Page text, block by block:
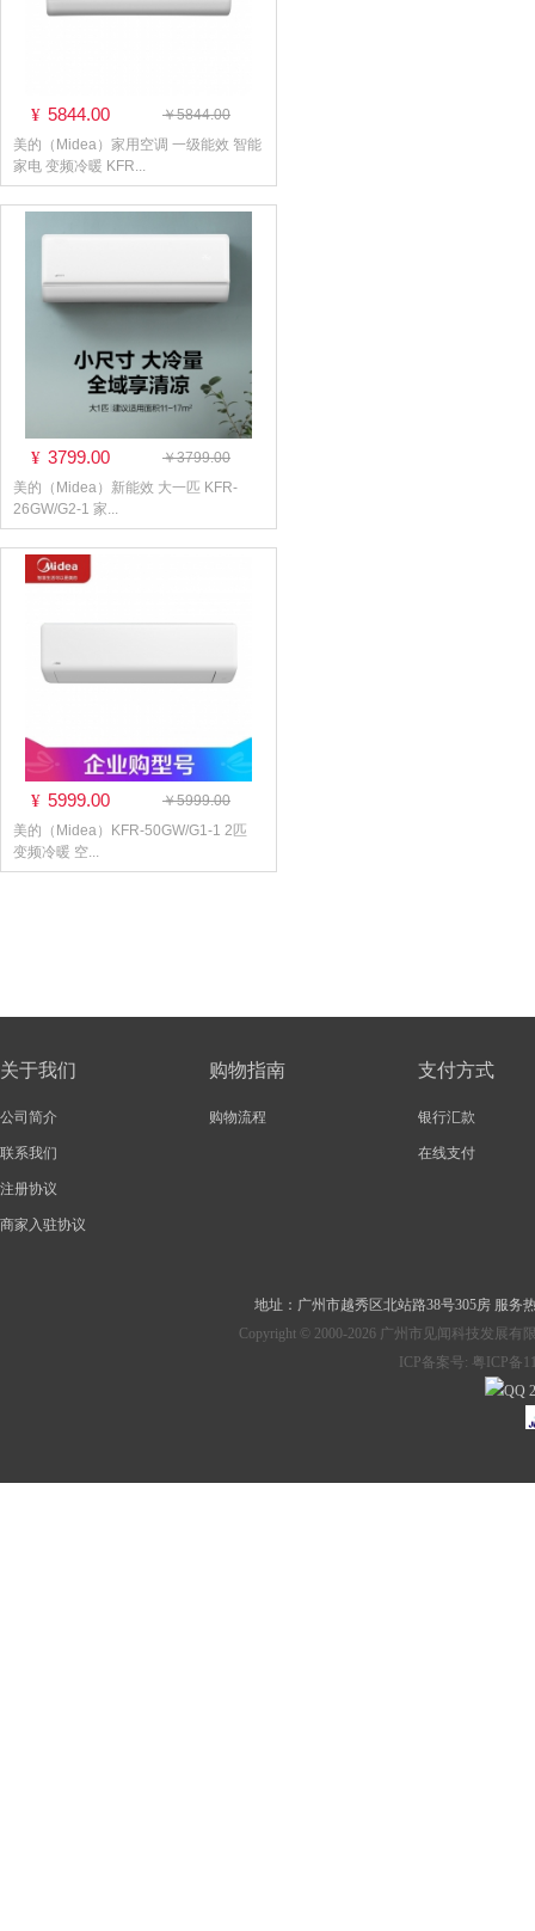
¥ 5844.00
￥5844.00
美的（Midea）家用空调 一级能效 智能
家电 变频冷暖 KFR...
¥ 3799.00
￥3799.00
美的（Midea）新能效 大一匹 KFR-
26GW/G2-1 家...
¥ 5999.00
￥5999.00
美的（Midea）KFR-50GW/G1-1 2匹
变频冷暖 空...
关于我们
公司简介
联系我们
注册协议
商家入驻协议
购物指南
购物流程
支付方式
银行汇款
在线支付
地址： 广州市越秀区北站路38号305房 服务
Copyright © 2000-2026 广州市见闻科技发展
ICP备案号: 粤ICP备